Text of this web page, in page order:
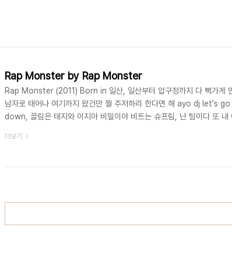
Rap Monster by Rap Monster
Rap Monster (2011) Born in 일산, 일산부터 압구정까지 다 뻑가게
남자로 태어나 여기까지 왔건만 뭘 주저하리 한다면 해 ayo dj
down, 끌림은 태지와 이지아 비밀이야 비트는 슈프림, 난 팀이다 또
영 힙합 열풍을 선도할 차세대 랩스타 랩밖에 모르는 놈이라 i just
"T..
더보기